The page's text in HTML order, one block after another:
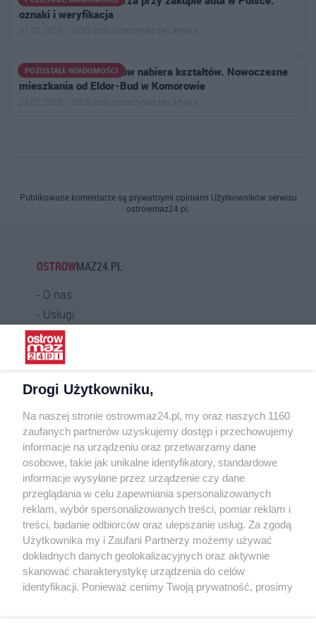
oznaki i weryfikacja
31.07.2026 · 1030 osób przeczytało ten artykuł
POZOSTAŁE WIADOMOŚCI
Osiedle Aleja Bohaterów nabiera kształtów. Nowoczesne
mieszkania od Eldor-Bud w Komorowie
23.07.2026 · 3053 osób przeczytało ten artykuł
Publikowane komentarze są prywatnymi opiniami Użytkowników serwisu
ostrowmaz24.pl.
OSTROWMAZ24.PL
O nas
Usługi
Praca
Warunki korzystania
Kontakt
INFORMATOR
Bankomaty
Msze święte
Nocna pomoc lekarska
Taxi
REKLAMA
Banery i artykuły
Reklama wideo
Drogi Użytkowniku,
Na naszej stronie ostrowmaz24.pl, my oraz naszych 1160
zaufanych partnerów uzyskujemy dostęp i przechowujemy
informacje na urządzeniu oraz przetwarzamy dane
osobowe, takie jak unikalne identyfikatory, standardowe
informacje wysyłane przez urządzenie czy dane
przeglądania w celu zapewniania spersonalizowanych
reklam, wybór spersonalizowanych treści, pomiar reklam i
treści, badanie odbiorców oraz ulepszanie usług. Za zgodą
Użytkownika my i Zaufani Partnerzy możemy używać
dokładnych danych geolokalizacyjnych oraz aktywnie
skanować charakterystykę urządzenia do celów
identyfikacji. Ponieważ cenimy Twoją prywatność, prosimy